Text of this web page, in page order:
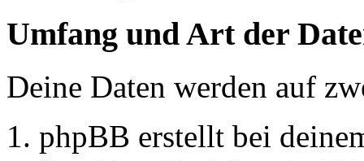
Umfang und Art der
Deine Daten werden auf
phpBB erstellt bei